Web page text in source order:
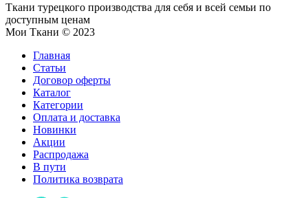
Ткани турецкого производства для себя и всей семьи по
доступным ценам
Мои Ткани © 2023
Главная
Статьи
Договор оферты
Каталог
Категории
Оплата и доставка
Новинки
Акции
Распродажа
В пути
Политика возврата